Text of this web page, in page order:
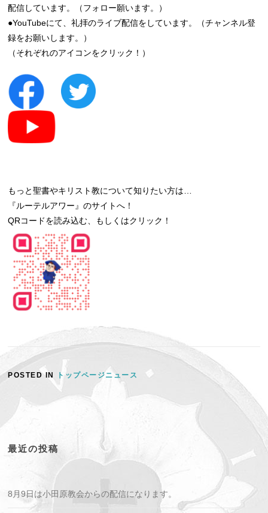
配信しています。（フォロー願います。）
●YouTubeにて、礼拝のライブ配信をしています。（チャンネル登
録をお願いします。）
（それぞれのアイコンをクリック！）
もっと聖書やキリスト教について知りたい方は…
『ルーテルアワー』のサイトへ！
QRコードを読み込む、もしくはクリック！
POSTED IN トップページニュース
最近の投稿
8月9日は小田原教会からの配信になります。